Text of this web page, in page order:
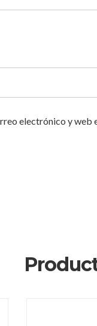
electrónico y web